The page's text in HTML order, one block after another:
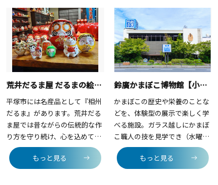
の海で作りませんか。
めるのが特徴です。二宮沖は、
プランクトンが多く発生する大
陸棚「瀬の海」と呼ばれる豊か
な漁場。地引網漁は、漁師が約
300m沖に網を仕掛けた後、二
手に分かれて綱引きの要領で両
魚を漁獲します。綱引きの要領
でロープを引くだけなので、子
どもも簡単！丁寧に説明しても
らえるので、はじめてでも安心
です。人気オプション「手ぶら
でバーベキュー」とセットで申
し込めば、獲れた魚をその場で
いただくことも！食材の準備、
荒井だるま屋 だるまの絵付け体験【平塚市】
平塚市には名産品として『相州
だるま』があります。荒井だる
ま屋では昔ながらの伝統的な作
り方を守り続け、心を込めて一
つひとつ手作りをしています。
だるまの絵付けも体験できま
す。（要問合せ）
もっと見る
鈴廣かまぼこ博物館【小田原市】
かまぼこの歴史や栄養のことな
どを、体験型の展示で楽しく学
べる施設。ガラス越しにかまぼ
こ職人の技を見学でき（水曜
休）、職人指導による、かまぼ
こ・ちくわ手づくり体験教室も
開催しています（要予約）。
もっと見る